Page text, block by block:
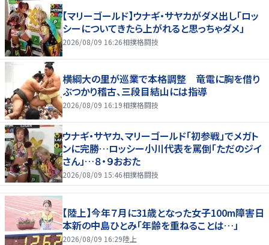
【マリーゴールド】ウナギ・サヤカがダメ出し「ロッ
シーについてきたら上がれると思っちゃダメ」
2026/08/09 16:26相撲格闘技
横綱大の里が巡業で本格調整 竜電に胸を借り
ぶつかり稽古、三段目結山には指導
2026/08/09 16:19相撲格闘技
ウナギ・サヤカ、マリーゴールド「初参戦」でメガト
ンに完勝…ロッシー小川代表を罵倒「ただのジイ
さん」…８・９おおた
2026/08/09 15:46相撲格闘技
【陸上】今年７月に31歳となった女子100m障害日
本新の中島ひとみ「年齢を重ねることは…」
2026/08/09 16:29陸上